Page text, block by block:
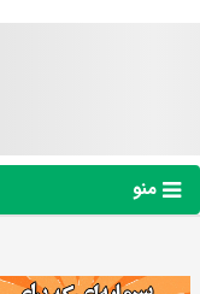
منو